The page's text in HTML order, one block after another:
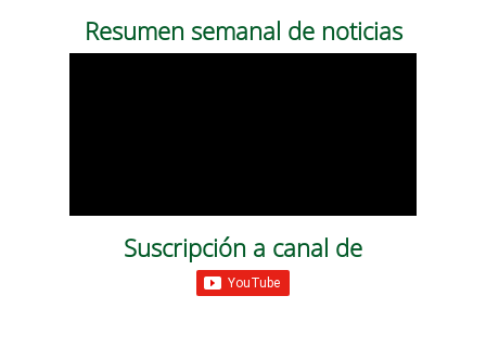
Resumen semanal de noticias
Suscripción a canal de